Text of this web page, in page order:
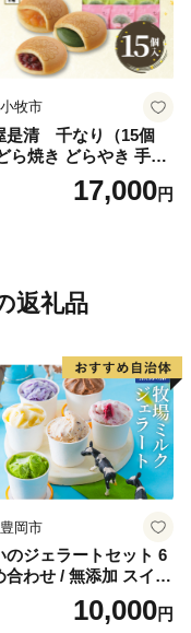
牧市
是清 千なり（15個
産 土産 丹波大納言小
林檎 りんご 慶事 お
17,000円
返礼品
岡市
のジェラートセット 6
合わせ / 無添加 スイー
ラート シャーベット
クリーム 卵 小麦粉不
10,000円